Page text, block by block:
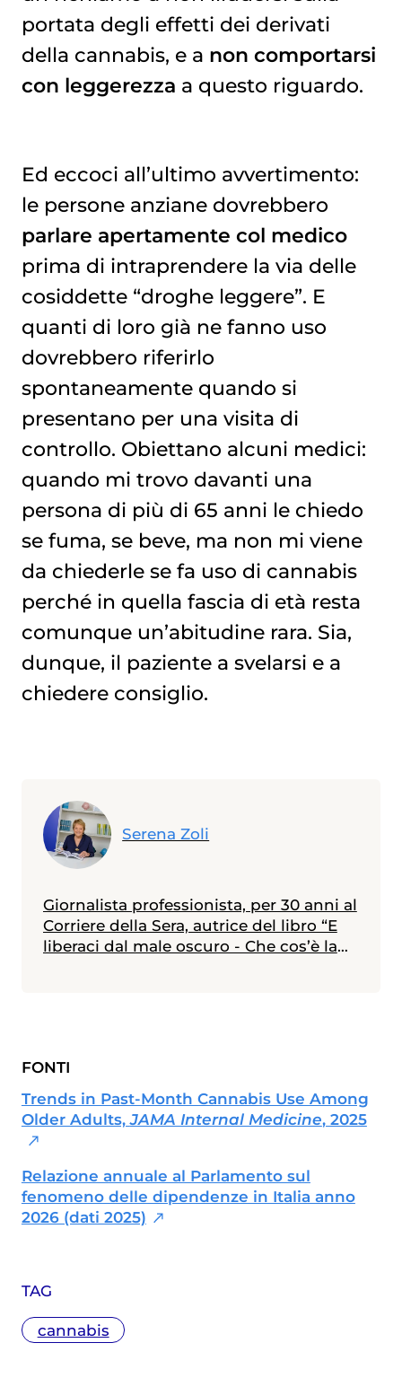
TAG
cannabis
portata degli effetti dei derivati
della cannabis, e a non comportarsi
con leggerezza a questo riguardo.
Ed eccoci all’ultimo avvertimento:
le persone anziane dovrebbero
parlare apertamente col medico
prima di intraprendere la via delle
cosiddette “droghe leggere”. E
quanti di loro già ne fanno uso
dovrebbero riferirlo
spontaneamente quando si
presentano per una visita di
controllo. Obiettano alcuni medici:
quando mi trovo davanti una
persona di più di 65 anni le chiedo
se fuma, se beve, ma non mi viene
da chiederle se fa uso di cannabis
perché in quella fascia di età resta
comunque un’abitudine rara. Sia,
dunque, il paziente a svelarsi e a
chiedere consiglio.
Serena Zoli
Giornalista professionista, per 30 anni al
Corriere della Sera, autrice del libro “E
liberaci dal male oscuro - Che cos’è la
FONTI
Trends in Past-Month Cannabis Use Among
Older Adults,JAMA Internal Medicine, 2025
Relazione annuale al Parlamento sul
fenomeno delle dipendenze in Italia anno
2026 (dati 2025)